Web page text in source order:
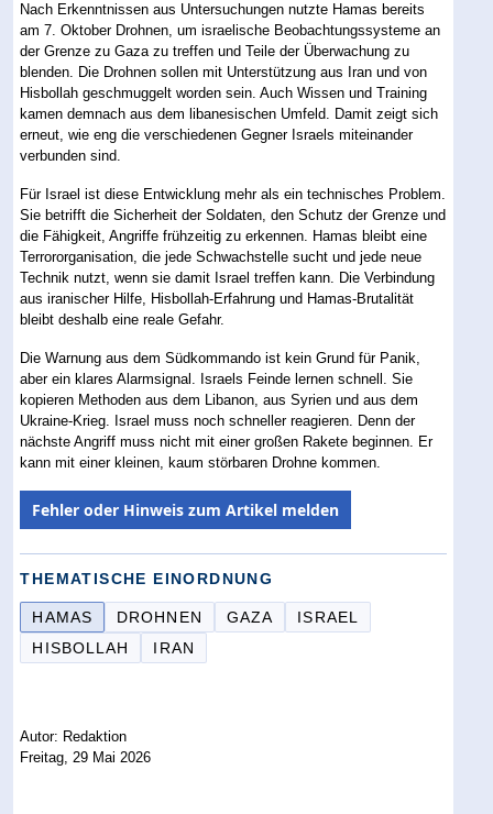
Nach Erkenntnissen aus Untersuchungen nutzte Hamas bereits
am 7. Oktober Drohnen, um israelische Beobachtungssysteme an
der Grenze zu Gaza zu treffen und Teile der Überwachung zu
blenden. Die Drohnen sollen mit Unterstützung aus Iran und von
Hisbollah geschmuggelt worden sein. Auch Wissen und Training
kamen demnach aus dem libanesischen Umfeld. Damit zeigt sich
erneut, wie eng die verschiedenen Gegner Israels miteinander
verbunden sind.
Für Israel ist diese Entwicklung mehr als ein technisches Problem.
Sie betrifft die Sicherheit der Soldaten, den Schutz der Grenze und
die Fähigkeit, Angriffe frühzeitig zu erkennen. Hamas bleibt eine
Terrororganisation, die jede Schwachstelle sucht und jede neue
Technik nutzt, wenn sie damit Israel treffen kann. Die Verbindung
aus iranischer Hilfe, Hisbollah-Erfahrung und Hamas-Brutalität
bleibt deshalb eine reale Gefahr.
Die Warnung aus dem Südkommando ist kein Grund für Panik,
aber ein klares Alarmsignal. Israels Feinde lernen schnell. Sie
kopieren Methoden aus dem Libanon, aus Syrien und aus dem
Ukraine-Krieg. Israel muss noch schneller reagieren. Denn der
nächste Angriff muss nicht mit einer großen Rakete beginnen. Er
kann mit einer kleinen, kaum störbaren Drohne kommen.
Fehler oder Hinweis zum Artikel melden
THEMATISCHE EINORDNUNG
HAMAS DROHNEN GAZA
ISRAEL
HISBOLLAH
IRAN
Autor: Redaktion
Freitag, 29 Mai 2026